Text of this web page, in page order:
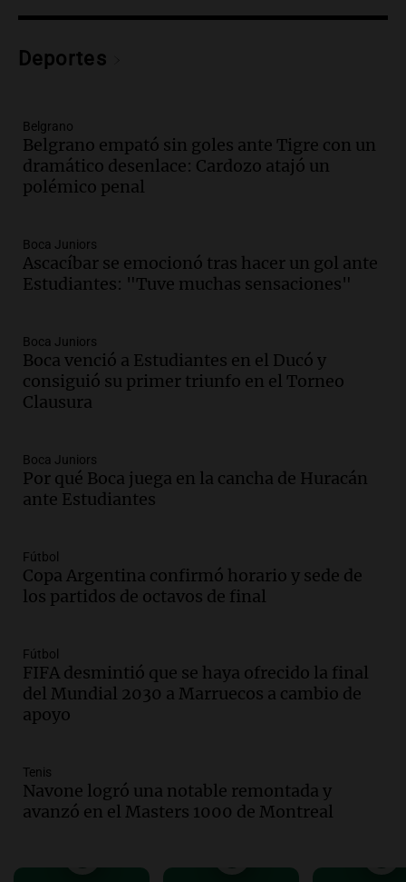
Audio.Lanzamiento del Tigo 7 CSH: el
al mercado argentino
Audio.
Mundial de Natación de Invierno con
récords y atletas de 20 países
Amamos Argentina
Audio.
accidente fatal en San Luis dejó tres
jóvenes muertos y un herido grave
Audio.
Historiador de la UBA celebró la
marcha atrás en la Ley de Tierras:
“Frenamos un saqueo de recursos”
Amamos Argentina
Audio.
Federal Sancor Seguros y adelantó su
nuevo tema a Cadena 3 Rosario.
Audio.
Cierre del Paso Internacional
Cristo Redentor por acumulación de
nieve se extiende a 22 días
Episodios
Audio.Estudiantes de Italia realizan
prácticas docentes en Córdoba para
enriquecer su formación educativa
Audio.La Universidad de Milán y su
colaboración con la municipalidad para
Episodios
Deportes
Belgrano
Belgrano empató sin goles ante Tigre con un
dramático desenlace: Cardozo atajó un
polémico penal
Boca Juniors
Ascacíbar se emocionó tras hacer un gol ante
Estudiantes: "Tuve muchas sensaciones"
Boca Juniors
Boca venció a Estudiantes en el Ducó y
consiguió su primer triunfo en el Torneo
Clausura
Boca Juniors
Por qué Boca juega en la cancha de Huracán
ante Estudiantes
Fútbol
Copa Argentina confirmó horario y sede de
los partidos de octavos de final
Fútbol
FIFA desmintió que se haya ofrecido la final
del Mundial 2030 a Marruecos a cambio de
apoyo
Tenis
Navone logró una notable remontada y
avanzó en el Masters 1000 de Montreal